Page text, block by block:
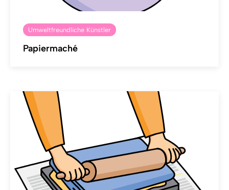
Umweltfreundliche Künstler
Papiermaché